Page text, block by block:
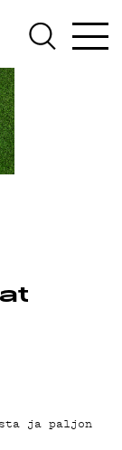
ja paljon